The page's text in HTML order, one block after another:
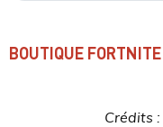
BOUTIQUE
Crédits :